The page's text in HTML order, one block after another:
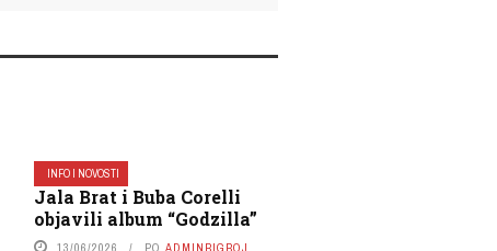
INFO I NOVOSTI
Jala Brat i Buba Corelli
objavili album “Godzilla”
13/06/2026 PO ADMINBIGBOJ